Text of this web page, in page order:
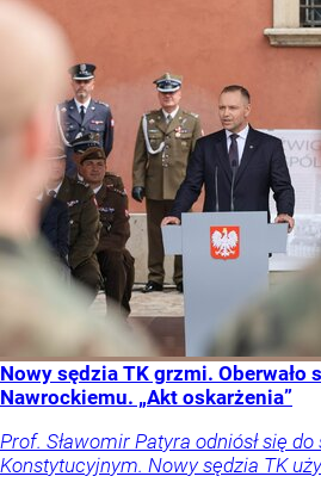
Nowy sędzia TK grzmi. Oberwało
Nawrockiemu. „Akt oskarżenia”
Prof. Sławomir Patyra odniósł się
Konstytucyjnym. Nowy sędzia TK